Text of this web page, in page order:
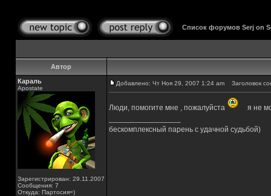
Список форумов Serj on
Автор
Караль
Apostate
Зарегистрирован: 29.11.2007
Сообщения: 7
Откуда: Партосия=)
Добавлено: Чт Ноя 29, 2007 1:24 am Заголовок
Люди, помогите мне , пожалуйста
я не
бескомплексный парень с удачной судьбой)